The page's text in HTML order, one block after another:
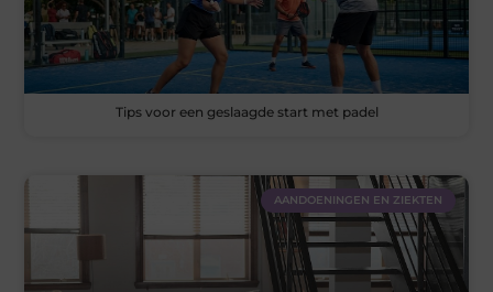
Tips voor een geslaagde start met padel
AANDOENINGEN EN ZIEKTEN